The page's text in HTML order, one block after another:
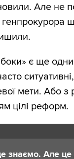
Але не
генпрокурора
боки» є ще
мети. Або з
цілі реформ.
знаємо. Але